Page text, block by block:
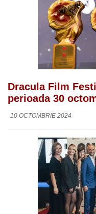
Dracula Film
perioada 30
10 OCTOMBRIE 2024